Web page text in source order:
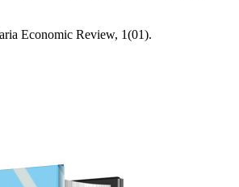
Economic Review, 1(01).